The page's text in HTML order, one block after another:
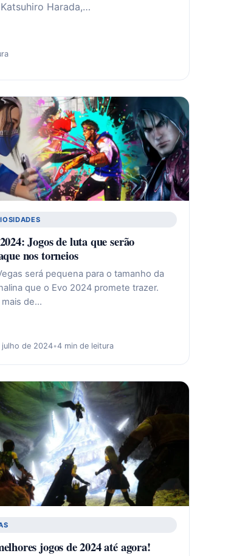
Harada,…
Jogos de luta que serão
nos torneios
será pequena para o tamanho da
que o Evo 2024 promete trazer.
mais de…
julho de 2024•4 min de leitura
jogos de 2024 até agora!